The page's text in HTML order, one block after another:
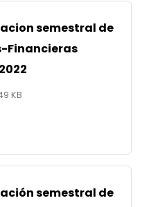
semestral de
Financieras
KB
semestral de